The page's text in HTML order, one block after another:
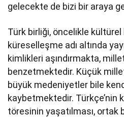
gelecekte de bizi bir araya
Türk birliği, öncelikle
küreselleşme adı altında
kimlikleri aşındırmakta,
benzetmektedir. Küçük
büyük medeniyetler bile
kaybetmektedir. Türkçe’nin
töresinin yaşatılması, ortak